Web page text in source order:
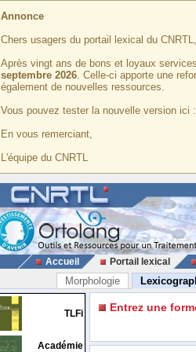
Annonce
Chers usagers du portail lexical du CNRTL,
Après vingt ans de bons et loyaux
septembre 2026. Celle-ci apporte une
également de nouvelles ressources.
Vous pouvez tester la nouvelle version ici :
En vous remerciant,
L'équipe du CNRTL
Accueil Portail lexical
Morphologie
TLFi
Académie
Entrez une